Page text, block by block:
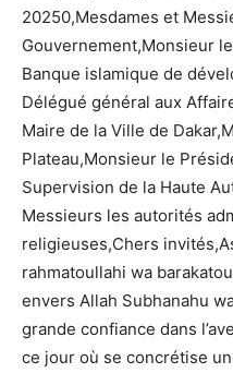
20250,Mesdames et
Gouvernement,Monsieur
Banque islamique de
Délégué général aux
Maire de la Ville de
Plateau,Monsieur le
Supervision de la Haute
Messieurs les autorités
religieuses,Chers
rahmatoullahi wa
envers Allah Subhanahu
grande confiance dans
ce jour où se concrétise